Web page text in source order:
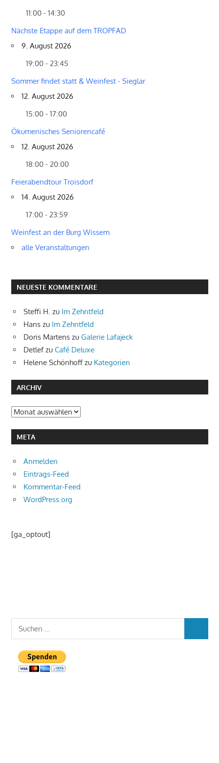
11:00 - 14:30
Nächste Etappe auf dem TROPFAD
9. August 2026
19:00 - 23:45
Sommer findet statt & Weinfest - Sieglar
12. August 2026
15:00 - 17:00
Ökumenisches Seniorencafé
12. August 2026
18:00 - 20:00
Feierabendtour Troisdorf
14. August 2026
17:00 - 23:59
Weinfest an der Burg Wissem
alle Veranstaltungen
NEUESTE KOMMENTARE
Steffi H. zu Im Zehntfeld
Hans zu Im Zehntfeld
Doris Martens zu Galerie Lafajeck
Detlefzu Café Deluxe
Helene Schönhoff zu Kategorien
ARCHIV
Archiv
META
Anmelden
Eintrags-Feed
Kommentar-Feed
WordPress.org
[ga_optout]